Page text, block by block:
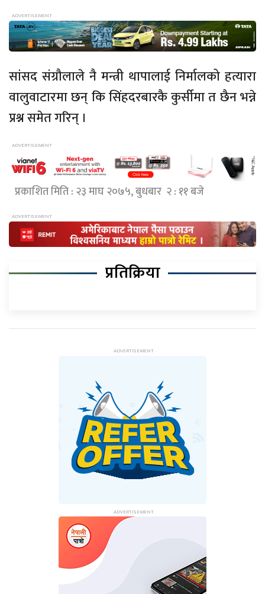
सांसद संग्रौलाले नै मन्त्री थापालाई निर्मालको हत्यारा
वालुवाटारमा छन् कि सिंहदरबारकै कुर्सीमा त छैन भन्ने
प्रश्न समेत गरिन् ।
प्रकाशित मिति : २३ माघ २०७५, बुधबार २ : ११ बजे
प्रतिक्रिया